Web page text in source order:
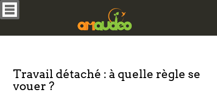
Travail détaché : à quelle règle se
vouer ?